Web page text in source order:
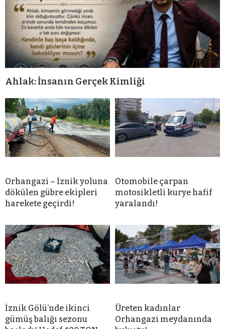
Ahlak: İnsanın Gerçek Kimliği
Orhangazi – İznik yoluna
dökülen gübre ekipleri
harekete geçirdi!
Otomobile çarpan
motosikletli kurye hafif
yaralandı!
İznik Gölü’nde ikinci
gümüş balığı sezonu
Üreten kadınlar
Orhangazi meydanında